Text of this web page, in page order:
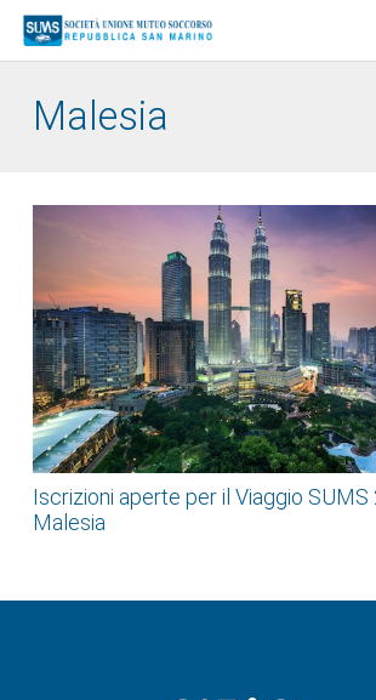
Malesia
Iscrizioni aperte per il Viaggio SUMS
Malesia